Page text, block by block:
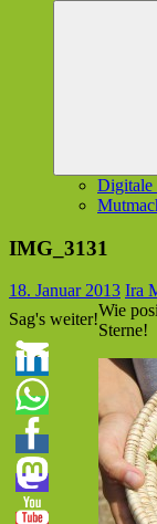
Digitale
IMG_3131
18. Januar 2013 Ira
Sag's weiter!Wie
Sterne!